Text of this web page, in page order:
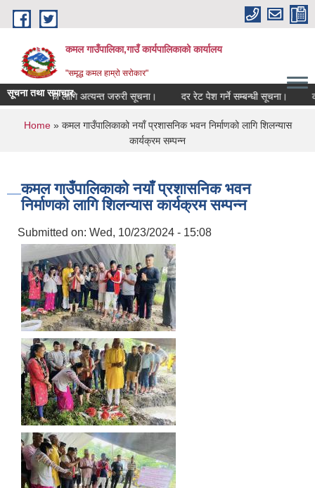
Skip to main content
कमल गाउँपालिका,गाउँ कार्यपालिकाको कार्यालय
"समृद्ध कमल हाम्रो सरोकार"
सूचना तथा समाचार
कृषकहरूका लागि अत्यन्त जरुरी सूचना। दर रेट पेश गर्ने सम्बन्धी सूचना।
You are here
Home» कमल गाउँपालिकाको नयाँ प्रशासनिक भवन निर्माणको लागि शिलन्यास
कार्यक्रम सम्पन्न
कमल गाउँपालिकाको नयाँ प्रशासनिक भवन
निर्माणको लागि शिलन्यास कार्यक्रम सम्पन्न
Submitted on: Wed, 10/23/2024 - 15:08